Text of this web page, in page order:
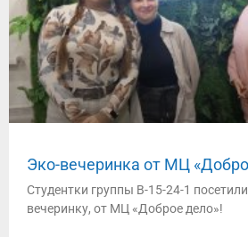
Эко-вечеринка от МЦ
Студентки группы B-15-24-1
вечеринку, от МЦ «Доброе дело»!